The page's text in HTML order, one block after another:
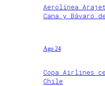
Aerolínea
Cana y Bávaro
Ago 24
Copa Airlines
Chile